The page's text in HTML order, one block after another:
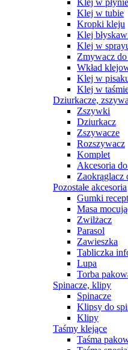
Klej w płynie
Klej w tubie
Kropki kleju
Klej
Klej w
Zmywacz
Wkład
Klej w
Klej w
Dziurkacze,
Zszywki
Dziurkacz
Zszywacze
Rozszywacz
Komplet
Akcesoria
Zaokrąglacz
Pozostałe akcesoria
Gumki
Masa
Zwilżacz
Parasol
Zawieszka
Tabliczka
Lupa
Torba
Spinacze, klipy
Spinacze
Klipsy do
Klipy
Taśmy klejące
Taśma